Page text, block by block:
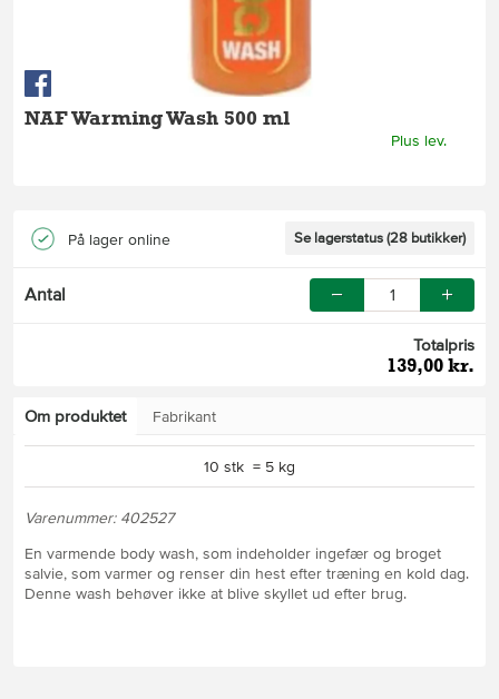
NAF Warming Wash 500 ml
Plus lev.
På lager online Se lagerstatus (28 butikker)
Antal
Totalpris
139,00 kr.
Om produktet Fabrikant
10 stk = 5 kg
Varenummer: 402527
En varmende body wash, som indeholder ingefær og broget
salvie, som varmer og renser din hest efter træning en kold dag.
Denne wash behøver ikke at blive skyllet ud efter brug.